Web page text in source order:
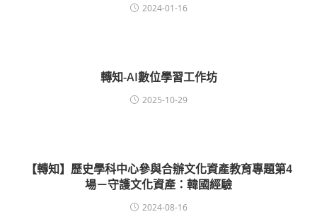
2024-01-16
轉知-AI數位學習工作坊
2025-10-29
【轉知】歷史學科中心參與合辦文化資產教育專題第4
場－守護文化資產：韓國經驗
2024-08-16